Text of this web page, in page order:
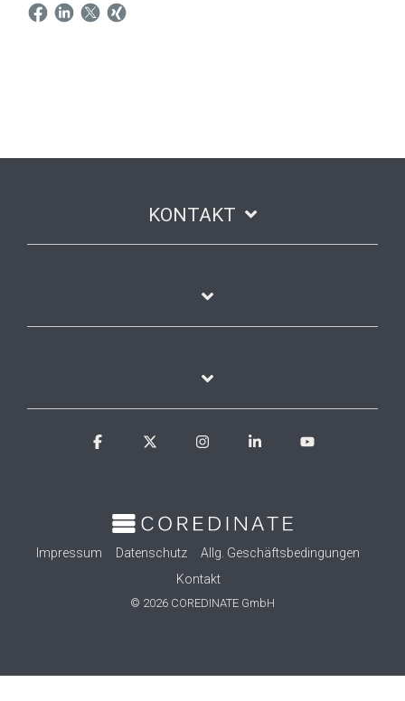
KONTAKT
Impressum Datenschutz
Allg. Geschäftsbedingungen
Kontakt
© 2026 COREDINATE GmbH
Facebook InstagramLinkedin